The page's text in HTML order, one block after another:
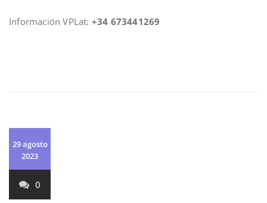
Información VPLat: +34 673441269
29 agosto
2023
0